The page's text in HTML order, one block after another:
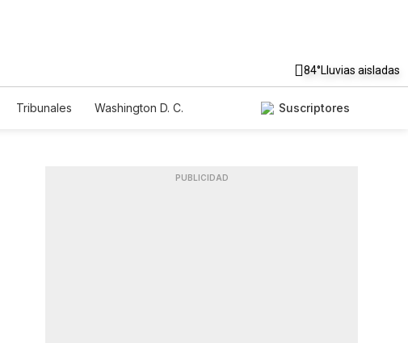
84°Lluvias aisladas
Tribunales
Washington D. C.
Suscriptores
PUBLICIDAD